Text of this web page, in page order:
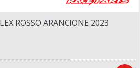
ROSSO ARANCIONE 2023